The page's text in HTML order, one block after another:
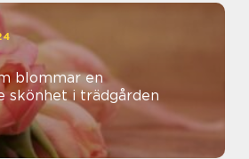
blommar en
skönhet i trädgården